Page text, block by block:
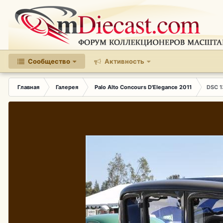
Сообщество Активность
Главная Галерея Palo Alto Concours D'Elegance 2011 DSC